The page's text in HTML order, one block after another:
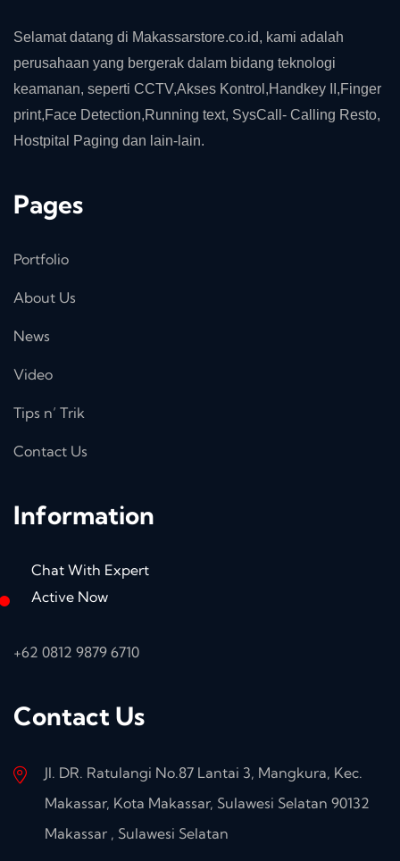
Selamat datang di Makassarstore.co.id, kami adalah
perusahaan yang bergerak dalam bidang teknologi
keamanan, seperti CCTV,Akses Kontrol,Handkey II,Finger
print,Face Detection,Running text, SysCall- Calling Resto,
Hostpital Paging dan lain-lain.
Pages
Portfolio
About Us
News
Video
Tips n’ Trik
Contact Us
Information
Chat With Expert
Active Now
+62 0812 9879 6710
Contact Us
Jl. DR. Ratulangi No.87 Lantai 3, Mangkura, Kec.
Makassar, Kota Makassar, Sulawesi Selatan 90132
Makassar , Sulawesi Selatan